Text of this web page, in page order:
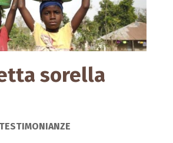
sorella
TESTIMONIANZE